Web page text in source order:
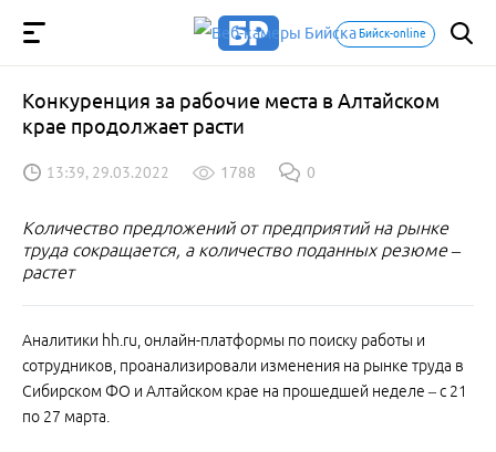
Бийск-online
Конкуренция за рабочие места в Алтайском
крае продолжает расти
13:39, 29.03.2022 1788 0
Количество предложений от предприятий на рынке
труда сокращается, а количество поданных резюме –
растет
Аналитики hh.ru, онлайн-платформы по поиску работы и
сотрудников, проанализировали изменения на рынке труда в
Сибирском ФО и Алтайском крае на прошедшей неделе – с 21
по 27 марта.